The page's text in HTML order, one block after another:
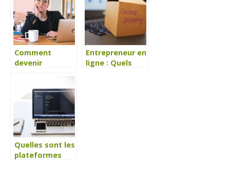
Comment
devenir
Entrepreneur en
ligne : Quels
Quelles sont les
plateformes